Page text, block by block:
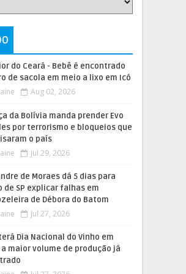
do Ceará - Bebê é encontrado
de sacola em meio a lixo em Icó
Aug 02, 2026
da Bolívia manda prender Evo
por terrorismo e bloqueios que
o país
Jul 29, 2026
de Moraes dá 5 dias para
de SP explicar falhas em
de Débora do Batom
Jul 27, 2026
Dia Nacional do Vinho em
maior volume de produção já